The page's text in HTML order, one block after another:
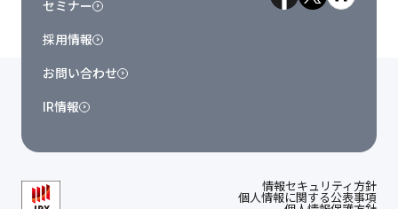
セミナー
採用情報
お問い合わせ
IR情報
情報セキュリティ方針
個人情報に関する公表事項